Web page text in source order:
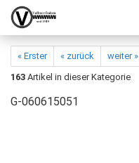
« Erster « zurück weiter »
163 Artikel in dieser Kategorie
G-060615051